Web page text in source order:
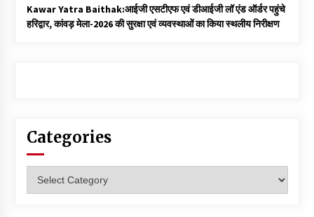
Kawar Yatra Baithak:आईजी एसटीएफ एवं डीआईजी लॉ एंड ऑर्डर पहुंचे
हरिद्वार, कांवड़ मेला-2026 की सुरक्षा एवं व्यवस्थाओं का किया स्थलीय निरीक्षण
Categories